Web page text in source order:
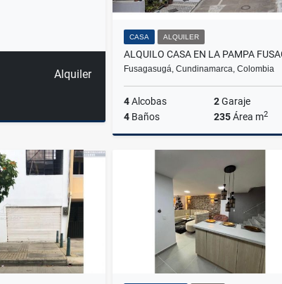
Alquiler
CASA ALQUILER
Fusagasugá, Cundinamarca, Colombia
4Alcobas 2Garaje
4 Baños 235Área m2
$3.000.000